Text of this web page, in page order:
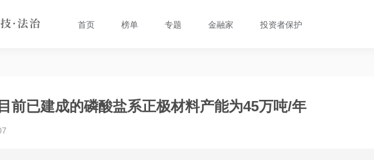
首页 榜单 专题 金融家 投资者保护
前已建成的磷酸盐系正极材料产能为45万吨/年